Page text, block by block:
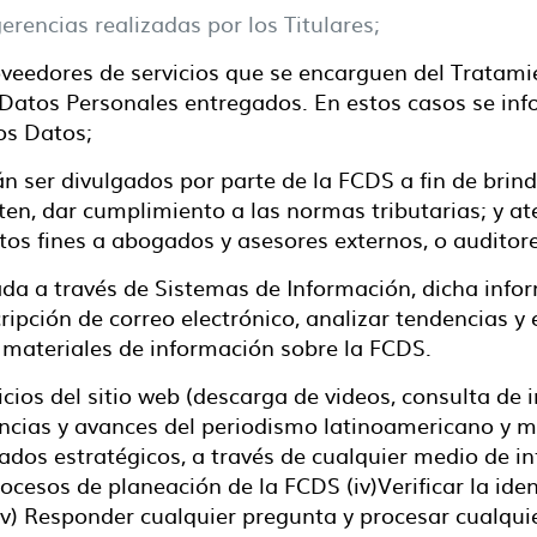
realizadas por los Titulares;
de servicios que se encarguen del
Personales entregados. En estos casos se
Datos;
ser divulgados por parte de la FCDS a fin de
dar cumplimiento a las normas tributarias; y
fines a abogados y asesores externos, o
a través de Sistemas de Información, dicha
de correo electrónico, analizar tendencias
de información sobre la FCDS.
del sitio web (descarga de videos, consulta
y avances del periodismo latinoamericano y
estratégicos, a través de cualquier medio de
de planeación de la FCDS (iv)Verificar la
Responder cualquier pregunta y procesar